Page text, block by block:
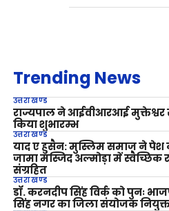
Trending News
उत्तराखण्ड
राज्यपाल ने आईवीआरआई मुक्तेश्वर
किया शुभारम्भ
उत्तराखण्ड
याद ए हुसैन: मुस्लिम समाज ने पेश
जामा मस्जिद अल्मोड़ा में स्वैच्छिक
संग्रहित
उत्तराखण्ड
डॉ. करनदीप सिंह विर्क को पुनः
सिंह नगर का जिला संयोजक